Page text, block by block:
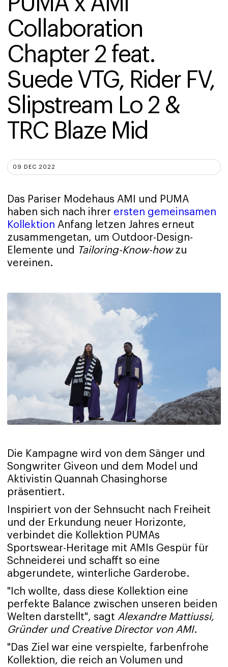
Collaboration
Chapter 2 feat.
Suede VTG, Rider FV,
Slipstream Lo 2 &
TRC Blaze Mid
09 DEC 2022
Das Pariser Modehaus AMI und PUMA
haben sich nach ihrer ersten gemeinsamen
Kollektion Anfang letzen Jahres erneut
zusammengetan, um Outdoor-Design-
Elemente und Tailoring-Know-howzu
vereinen.
Die Kampagne wird von dem Sänger und
Songwriter Giveon und dem Model und
Aktivistin Quannah Chasinghorse
präsentiert.
Inspiriert von der Sehnsucht nach Freiheit
und der Erkundung neuer Horizonte,
verbindet die Kollektion PUMAs
Sportswear-Heritage mit AMIs Gespür für
Schneiderei und schafft so eine
abgerundete, winterliche Garderobe.
"Ich wollte, dass diese Kollektion eine
perfekte Balance zwischen unseren beiden
Welten darstellt", sagt Alexandre Mattiussi,
Gründer und Creative Director von AMI.
"Das Ziel war eine verspielte, farbenfrohe
Kollektion, die reich an Volumen und